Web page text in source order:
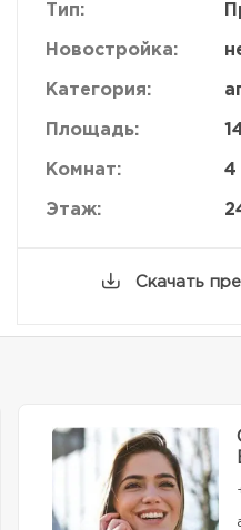
Тип:
Новостройка:
Категория:
Площадь:
Комнат: 4
Этаж:
Скачать